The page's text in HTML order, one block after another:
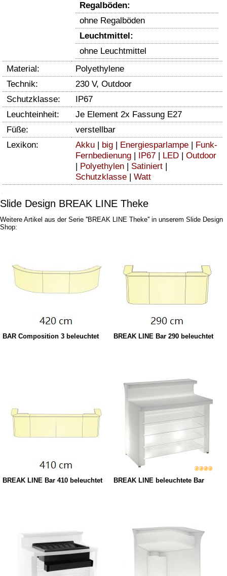
Regalböden:
ohne Regalböden
Leuchtmittel:
ohne Leuchtmittel
Material:
Polyethylene
Technik:
230 V, Outdoor
Schutzklasse:
IP67
Leuchteinheit:
Je Element 2x Fassung E27
Füße:
verstellbar
Lexikon:
Akku big Energiesparlampe
Funk-
Fernbedienung
IP67 LED
Outdoor
Polyethylen Satiniert
Schutzklasse
Watt
Slide Design BREAK LINE Theke
Weitere Artikel aus der Serie ''BREAK LINE Theke'' in unserem Slide Design
Shop:
BAR Composition 3 beleuchtet BREAK LINE Bar 290 beleuchtet
BREAK LINE Bar 410 beleuchtet BREAK LINE beleuchtete Bar